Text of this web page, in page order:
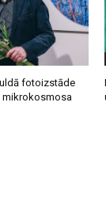
fotoizstāde
mikrokosmosa